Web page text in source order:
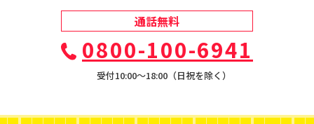
通話無料
0800-100-6941
受付10:00〜18:00（日祝を除く）